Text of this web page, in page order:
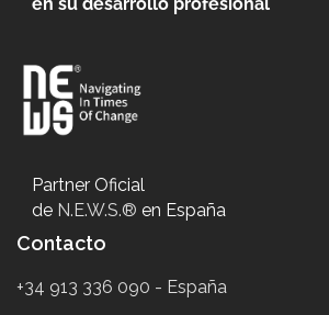
Partner Oficial
de N.E.W.S.® en España
Contacto
+34 913 336 090 - España